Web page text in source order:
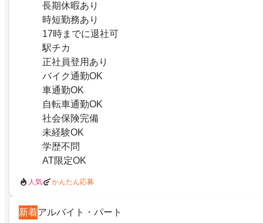
長期休暇あり
時短勤務あり
17時までに退社可
駅チカ
正社員登用あり
バイク通勤OK
車通勤OK
自転車通勤OK
社会保険完備
未経験OK
学歴不問
AT限定OK
人気 かんたん応募
新着アルバイト・パート